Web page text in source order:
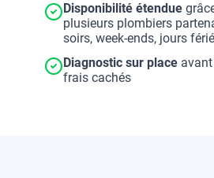
Disponibilité étendue
plusieurs plombiers
soirs, week-ends, jours
Diagnostic sur place
frais cachés